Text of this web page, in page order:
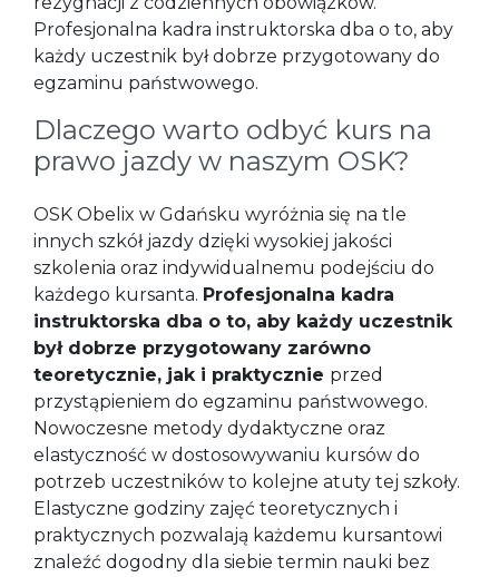
Profesjonalna kadra instruktorska dba o to, aby
każdy uczestnik był dobrze przygotowany do
egzaminu państwowego.
Dlaczego warto odbyć kurs na
prawo jazdy w naszym OSK?
OSK Obelix w Gdańsku wyróżnia się na tle
innych szkół jazdy dzięki wysokiej jakości
szkolenia oraz indywidualnemu podejściu do
każdego kursanta. Profesjonalna kadra
instruktorska dba o to, aby każdy uczestnik
był dobrze przygotowany zarówno
teoretycznie, jak i praktycznie przed
przystąpieniem do egzaminu państwowego.
Nowoczesne metody dydaktyczne oraz
elastyczność w dostosowywaniu kursów do
potrzeb uczestników to kolejne atuty tej szkoły.
Elastyczne godziny zajęć teoretycznych i
praktycznych pozwalają każdemu kursantowi
znaleźć dogodny dla siebie termin nauki bez